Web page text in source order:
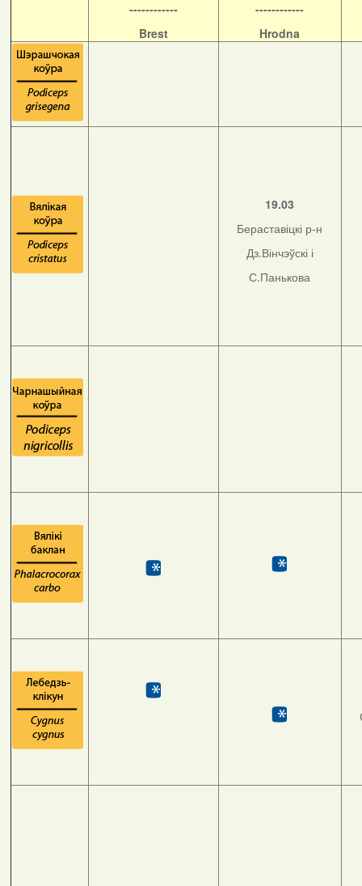
------------
Brest
------------
Hrodna
19.03
Бераставіцкі р-н
Дз.Вінчэўскі і
С.Панькова